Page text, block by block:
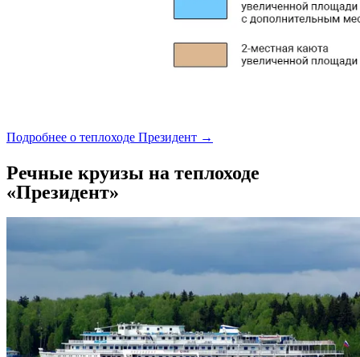
Подробнее о теплоходе Президент →
Речные круизы на теплоходе
«Президент»